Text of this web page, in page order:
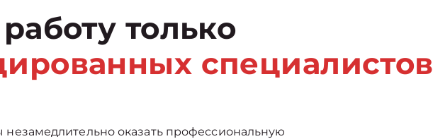
только
специалистов
оказать профессиональную